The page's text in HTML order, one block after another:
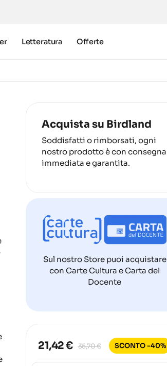
Letteratura Offerte
Acquista su Birdland
Soddisfatti o rimborsati, ogni
nostro prodotto è con consegna
immediata e garantita.
Sul nostro Store puoi acquistare
con Carte Cultura e Carta del
Docente
21,42 € 35,70 € SCONTO -40%